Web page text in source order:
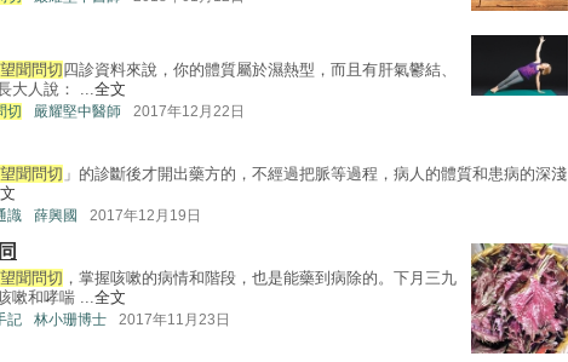
望聞問切 四診資料來說，你的體質屬於濕熱型，而且有肝氣鬱結、
大人說： ...全文
切 嚴耀堅中醫師 2017年12月22日
望聞問切 」的診斷後才開出藥方的，不經過把脈等過程，病人的體質和患病的深淺
識 薛興國 2017年12月19日
望聞問切 ，掌握咳嗽的病情和階段，也是能藥到病除的。下月三九
嗽和哮喘 ...全文
記 林小珊博士 2017年11月23日